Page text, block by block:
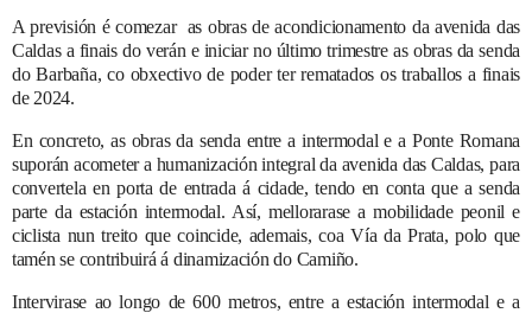
A previsión é comezar as obras de acondicionamento da avenida das
Caldas a finais do verán e iniciar no último trimestre as obras da senda
do Barbaña, co obxectivo de poder ter rematados os traballos a finais
de 2024.
En concreto, as obras da senda entre a intermodal e a Ponte Romana
suporán acometer a humanización integral da avenida das Caldas, para
convertela en porta de entrada á cidade, tendo en conta que a senda
parte da estación intermodal. Así, mellorarase a mobilidade peonil e
ciclista nun treito que coincide, ademais, coa Vía da Prata, polo que
tamén se contribuirá á dinamización do Camiño.
Intervirase ao longo de 600 metros, entre a estación intermodal e a